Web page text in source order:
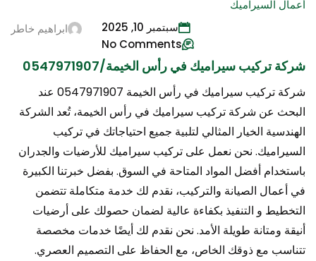
أعمال السيراميك
ابراهيم خاطر
سبتمبر 10, 2025
No Comments
شركة تركيب سيراميك في رأس الخيمة/0547971907
شركة تركيب سيراميك في رأس الخيمة 0547971907 عند
البحث عن شركة تركيب سيراميك في رأس الخيمة، تُعد الشركة
الهندسية الخيار المثالي لتلبية جميع احتياجاتك في تركيب
السيراميك. نحن نعمل على تركيب سيراميك للأرضيات والجدران
باستخدام أفضل المواد المتاحة في السوق. بفضل خبرتنا الكبيرة
في أعمال الصيانة والتركيب، نقدم لك خدمة متكاملة تتضمن
التخطيط و التنفيذ بكفاءة عالية لضمان حصولك على أرضيات
أنيقة ومتانة طويلة الأمد. نحن نقدم لك أيضًا خدمات مخصصة
تتناسب مع ذوقك الخاص، مع الحفاظ على التصميم العصري.